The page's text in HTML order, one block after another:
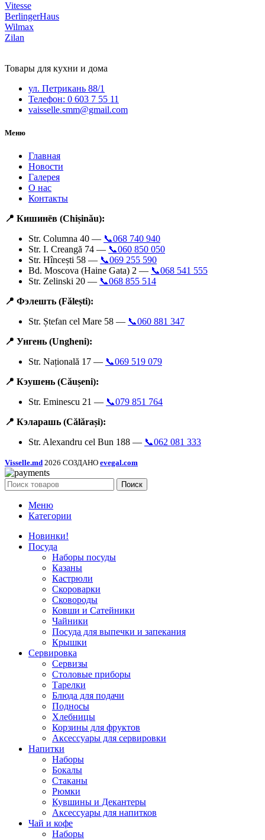
Vitesse
BerlingerHaus
Wilmax
Zilan
Товары для кухни и дома
ул. Петрикань 88/1
Телефон: 0 603 7 55 11
vaisselle.smm@gmail.com
Меню
Главная
Новости
Галерея
О нас
Контакты
📍 Кишинёв (Chișinău):
Str. Columna 40 — 📞068 740 940
Str. I. Creangă 74 — 📞060 850 050
Str. Hîncești 58 — 📞069 255 590
Bd. Moscova (Haine Gata) 2 — 📞068 541 555
Str. Zelinski 20 — 📞068 855 514
📍 Фэлешть (Fălești):
Str. Ștefan cel Mare 58 — 📞060 881 347
📍 Унгень (Ungheni):
Str. Națională 17 — 📞069 519 079
📍 Кэушень (Căușeni):
Str. Eminescu 21 — 📞079 851 764
📍 Кэларашь (Călărași):
Str. Alexandru cel Bun 188 — 📞062 081 333
Visselle.md 2026 СОЗДАНО evegal.com
Поиск
Меню
Категории
Новинки!
Посуда
Наборы посуды
Казаны
Кастрюли
Скороварки
Сковороды
Ковши и Сатейники
Чайники
Посуда для выпечки и запекания
Крышки
Сервировка
Сервизы
Столовые приборы
Тарелки
Блюда для подачи
Подносы
Хлебницы
Корзины для фруктов
Аксессуары для сервировки
Напитки
Наборы
Бокалы
Стаканы
Рюмки
Кувшины и Декантеры
Аксессуары для напитков
Чай и кофе
Наборы